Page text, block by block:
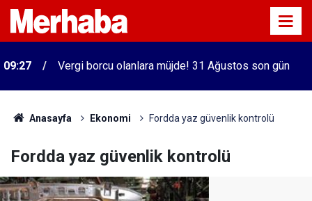
09:27 Vergi borcu olanlara müjde! 31 Ağustos son gün
Anasayfa Ekonomi Fordda yaz güvenlik kontrolü
Fordda yaz güvenlik kontrolü